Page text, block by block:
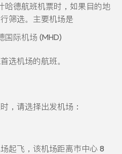
哈德航班机票时，如果目的地
筛选。主要机场是
国际机场 (MHD)
选机场的航班。
，请选择出发机场：
起飞，该机场距离市中心 8